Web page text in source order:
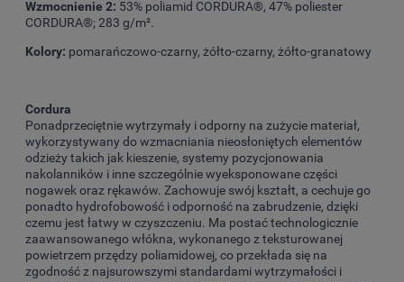
Wzmocnienie 2: 53% poliamid CORDURA®, 47% poliester
CORDURA®; 283 g/m².
Kolory: pomarańczowo-czarny, żółto-czarny, żółto-granatowy
Cordura
Ponadprzeciętnie wytrzymały i odporny na zużycie materiał,
wykorzystywany do wzmacniania nieosłoniętych elementów
odzieży takich jak kieszenie, systemy pozycjonowania
nakolanników i inne szczególnie wyeksponowane części
nogawek oraz rękawów. Zachowuje swój kształt, a cechuje go
ponadto hydrofobowość i odporność na zabrudzenie, dzięki
czemu jest łatwy w czyszczeniu. Ma postać technologicznie
zaawansowanego włókna, wykonanego z teksturowanej
powietrzem przędzy poliamidowej, co przekłada się na
zgodność z najsurowszymi standardami wytrzymałości i